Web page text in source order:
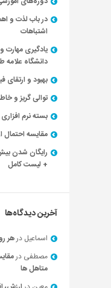
در باب لذت و
اشتباهات
یادگیری
دانشگاه علامه
بهبود و ارتقای
توالی گریز و
بسته نرم افزاری Primitives
مقایسه احتمال
+ لیست کامل
آخرین دیدگاه‌ها
اسماعیل درهر
مصطفی در
متاهل ها